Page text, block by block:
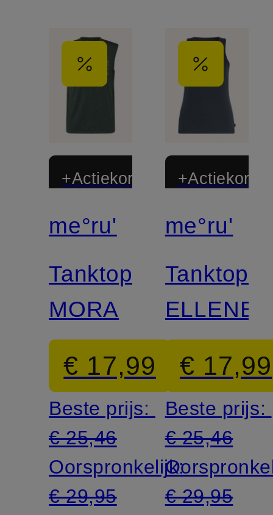
+Actiekorting
me°ru'
Tanktop
MORA
€ 17,99
Beste prijs:
€ 25,46
Oorspronkelijk:
€ 29,95
me°ru'
Tanktop
€ 17,99
Beste prijs:
€ 25,46
€ 29,95